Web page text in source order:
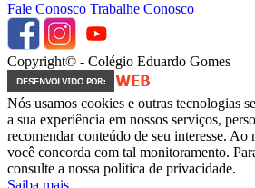
Fale Conosco Trabalhe Conosco
Copyright© - Colégio Eduardo Gomes
Nós usamos cookies e outras tecnologias
a sua experiência em nossos serviços,
recomendar conteúdo de seu interesse. Ao
você concorda com tal monitoramento.
consulte a nossa política de privacidade.